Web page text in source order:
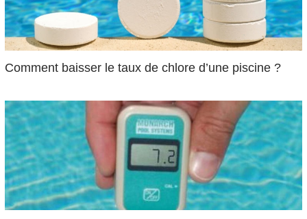
Comment baisser le taux de chlore d’une piscine ?